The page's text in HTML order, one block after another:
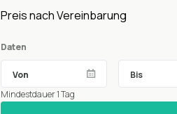
Preis nach Vereinbarung
Daten
Mindestdauer 1 Tag